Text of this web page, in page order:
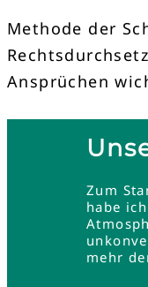
Methode der
Ansprüchen
Zum
habe
mehr